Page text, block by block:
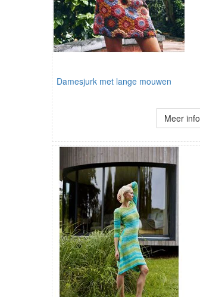
Damesjurk met lange mouwen
Meer info